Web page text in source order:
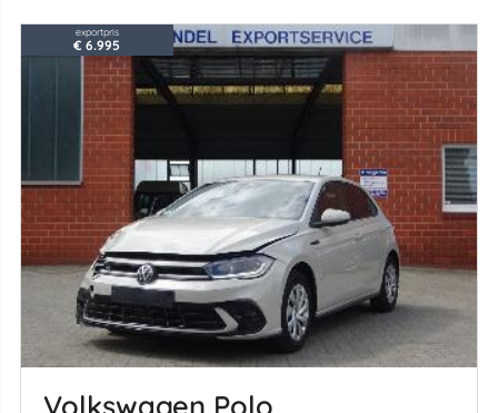
exportpris
€ 6.995
Volkswagen Polo